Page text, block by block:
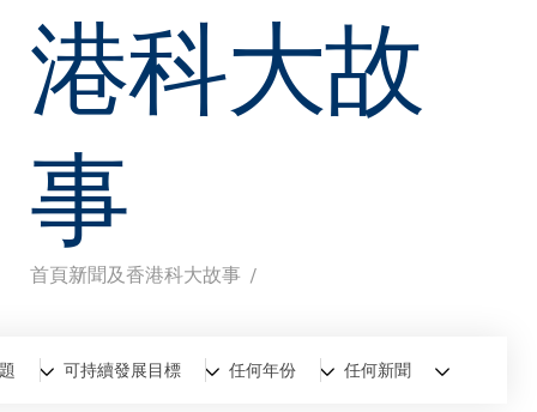
港科大故
事
導
航
首頁新聞及香港科大故事
全部新聞香港科大故事
可持續發展目標 任何年份 任何新聞